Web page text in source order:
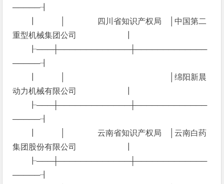
─────┨
┃ │ 四川省知识产权局 │中国第二
重型机械集团公司 ┃
┠───┼─────────────┼─────────────
─────┨
┃ │ │绵阳新晨
动力机械有限公司 ┃
┠───┼─────────────┼─────────────
─────┨
┃ │ 云南省知识产权局 │云南白药
集团股份有限公司 ┃
┠───┼─────────────┼─────────────
─────┨